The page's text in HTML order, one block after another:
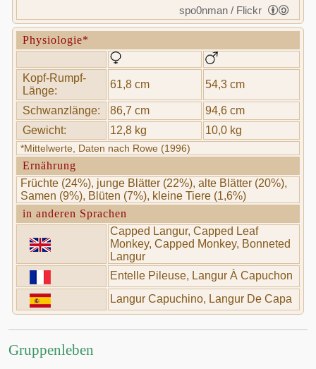
spo0nman / Flickr
Physiologie*
Kopf-Rumpf-
Länge:
61,8 cm 54,3 cm
Schwanzlänge: 86,7 cm
94,6 cm
Gewicht:
12,8 kg 10,0 kg
*Mittelwerte, Daten nach Rowe (1996)
Ernährung
Früchte (24%), junge Blätter (22%), alte Blätter (20%),
Samen (9%), Blüten (7%), kleine Tiere (1,6%)
in anderen Sprachen
Capped Langur, Capped Leaf
Monkey, Capped Monkey, Bonneted
Langur
Entelle Pileuse, Langur À Capuchon
Langur Capuchino, Langur De Capa
Gruppenleben